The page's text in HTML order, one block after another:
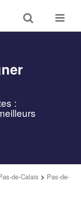
Toggle
search
Toggle
:
de-Calais > Pas-de-